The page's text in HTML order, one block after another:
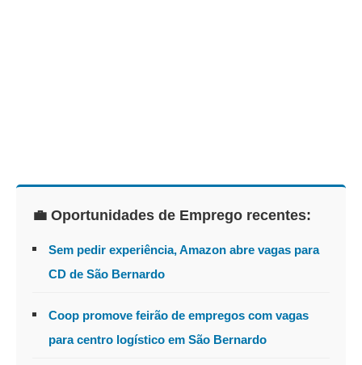
💼 Oportunidades de Emprego recentes:
Sem pedir experiência, Amazon abre vagas para
CD de São Bernardo
Coop promove feirão de empregos com vagas
para centro logístico em São Bernardo